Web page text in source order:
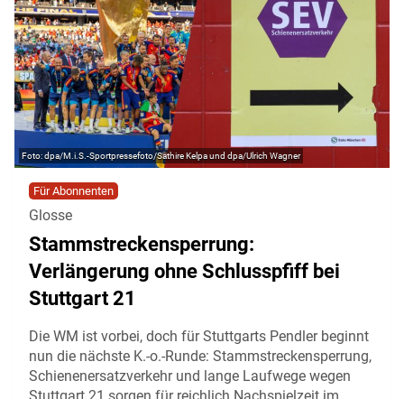
dpa/M.i.S.-Sportpressefoto/Sathire Kelpa und dpa/Ulrich Wagner
Für Abonnenten
Glosse
Stammstreckensperrung:
Verlängerung ohne Schlusspfiff bei
Stuttgart 21
Die WM ist vorbei, doch für Stuttgarts Pendler beginnt
nun die nächste K.-o.-Runde: Stammstreckensperrung,
Schienenersatzverkehr und lange Laufwege wegen